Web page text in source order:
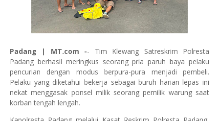
Padang | MT.com -- Tim Klewang Satreskrim Polresta
Padang berhasil meringkus seorang pria paruh baya pelaku
pencurian dengan modus berpura-pura menjadi pembeli.
Pelaku yang diketahui bekerja sebagai buruh harian lepas ini
nekat menggasak ponsel milik seorang pemilik warung saat
korban tengah lengah.